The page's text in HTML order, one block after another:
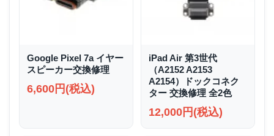
Google Pixel 7a イヤー
スピーカー交換修理
6,600円(税込)
iPad Air 第3世代
（A2152 A2153
A2154）ドックコネク
ター 交換修理 全2色
12,000円(税込)